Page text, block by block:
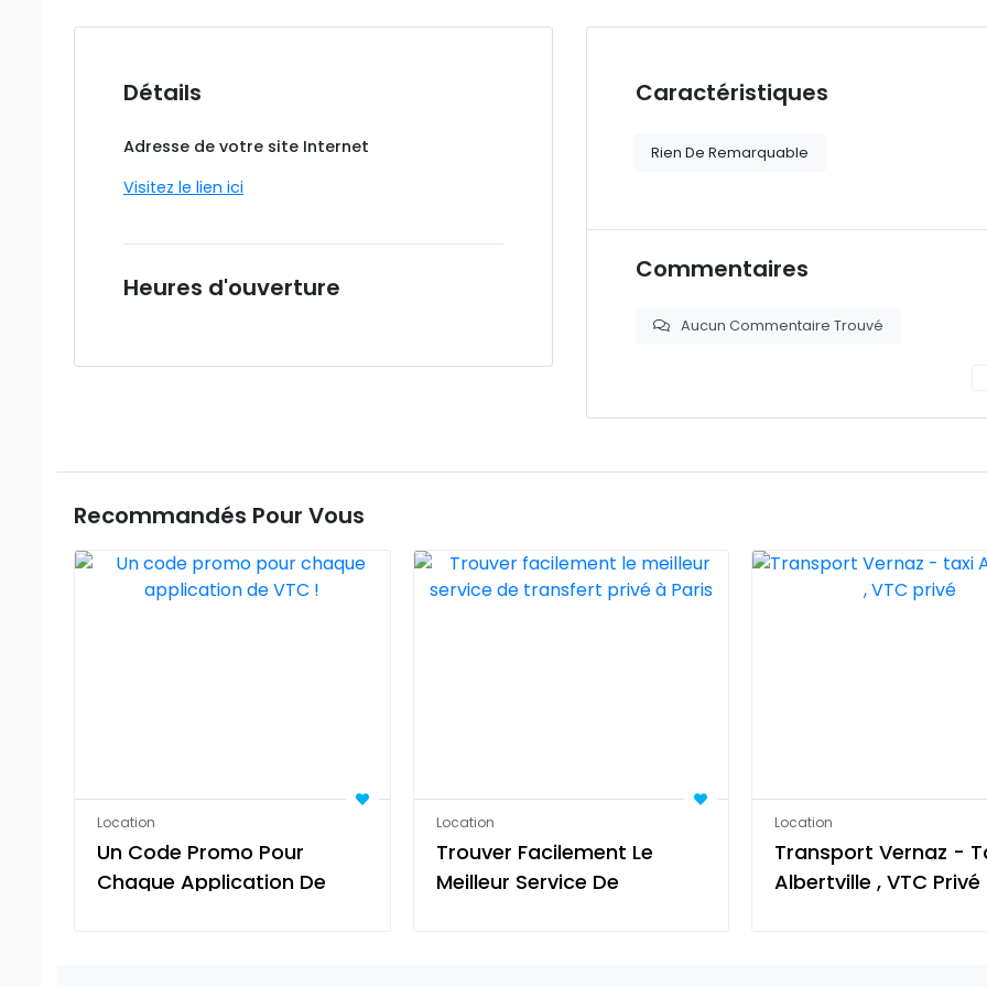
Détails
Adresse de votre site Internet
Visitez le lien ici
Heures d'ouverture
Caractéristiques
Rien De Remarquable
Commentaires
Aucun Commentaire Trouvé
Recommandés Pour Vous
Location
Un Code Promo Pour
Chaque Application De
Location
Trouver Facilement Le
Meilleur Service De
Location
Transport Vernaz -
Albertville , VTC Privé